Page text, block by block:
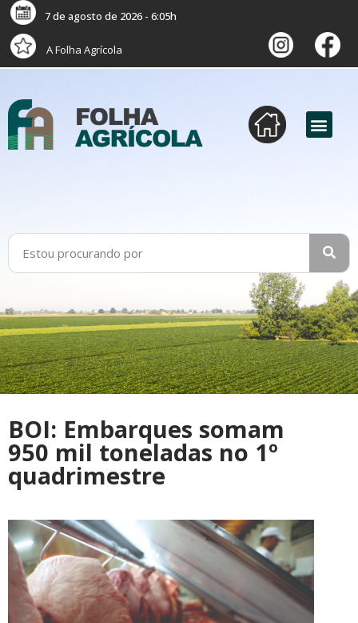
7 de agosto de 2026 - 6:05h
A Folha Agrícola
BOI: Embarques somam
950 mil toneladas no 1º
quadrimestre